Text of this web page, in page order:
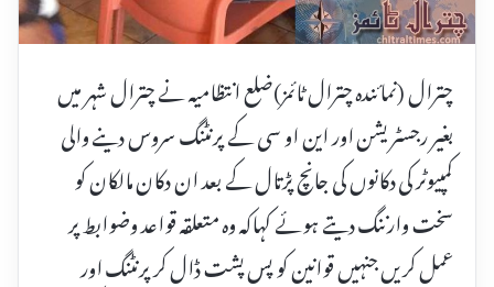
چترال (نمائندہ چترال ٹائمز)ضلع انتظامیہ نے چترال شہر میں
بغیر رجسٹریشن اور این او سی کے پرنٹنگ سروس دینے والی
کمپیوٹر کی دکانوں کی جانچ پڑتال کے بعد ان دکان مالکان کو
سخت وارننگ دیتے ہوئے کہاکہ وہ متعلقہ قواعد وضوابط پر
عمل کریں جنہیں قوانین کو پس پشت ڈال کر پرنٹنگ اور